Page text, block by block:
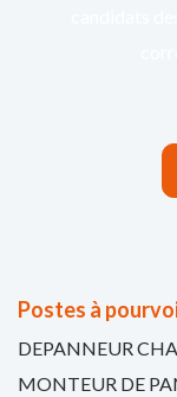
Postes à
DEPANNEUR
MONTEUR DE